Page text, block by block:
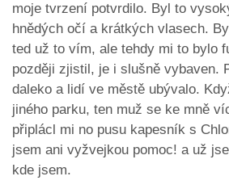
moje tvrzení potvrdilo. Byl to
hnědých očí a krátkých vlasech.
ted už to vím, ale tehdy mi to bylo
později zjistil, je i slušně vybaven.
daleko a lidí ve městě ubývalo.
jiného parku, ten muž se ke mně
připlácl mi no pusu kapesník s
jsem ani vyžvejkou pomoc! a už
kde jsem.